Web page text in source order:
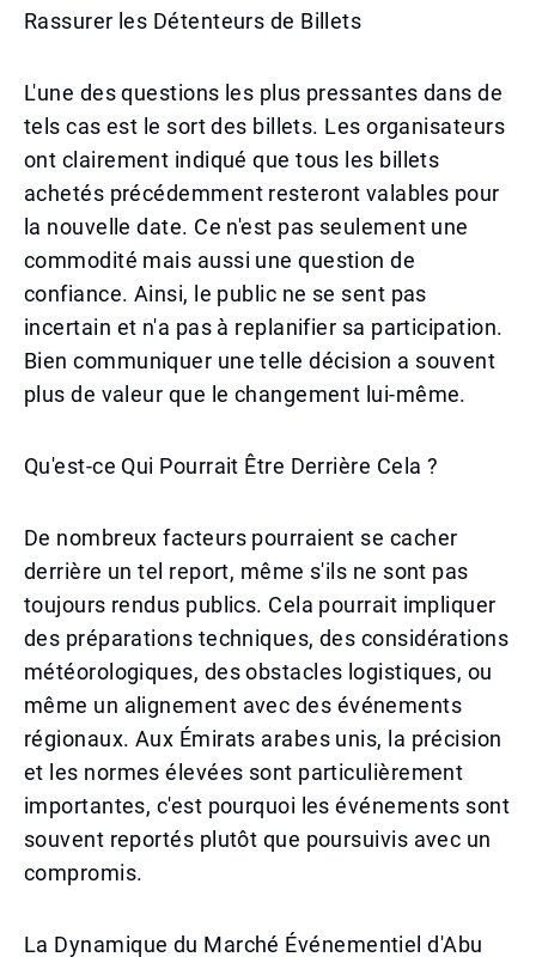
Rassurer les Détenteurs de Billets
L'une des questions les plus pressantes dans de
tels cas est le sort des billets. Les organisateurs
ont clairement indiqué que tous les billets
achetés précédemment resteront valables pour
la nouvelle date. Ce n'est pas seulement une
commodité mais aussi une question de
confiance. Ainsi, le public ne se sent pas
incertain et n'a pas à replanifier sa participation.
Bien communiquer une telle décision a souvent
plus de valeur que le changement lui-même.
Qu'est-ce Qui Pourrait Être Derrière Cela ?
De nombreux facteurs pourraient se cacher
derrière un tel report, même s'ils ne sont pas
toujours rendus publics. Cela pourrait impliquer
des préparations techniques, des considérations
météorologiques, des obstacles logistiques, ou
même un alignement avec des événements
régionaux. Aux Émirats arabes unis, la précision
et les normes élevées sont particulièrement
importantes, c'est pourquoi les événements sont
souvent reportés plutôt que poursuivis avec un
compromis.
La Dynamique du Marché Événementiel d'Abu